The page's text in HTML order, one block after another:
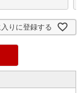
りに登録する